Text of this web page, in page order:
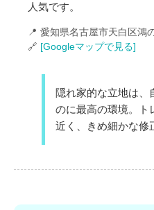
人気です。
📍 愛知県名古屋市天白区鴻
🔗 [Googleマップで見る]
隠れ家的な立地は、
のに最高の環境。ト
近く、きめ細かな修